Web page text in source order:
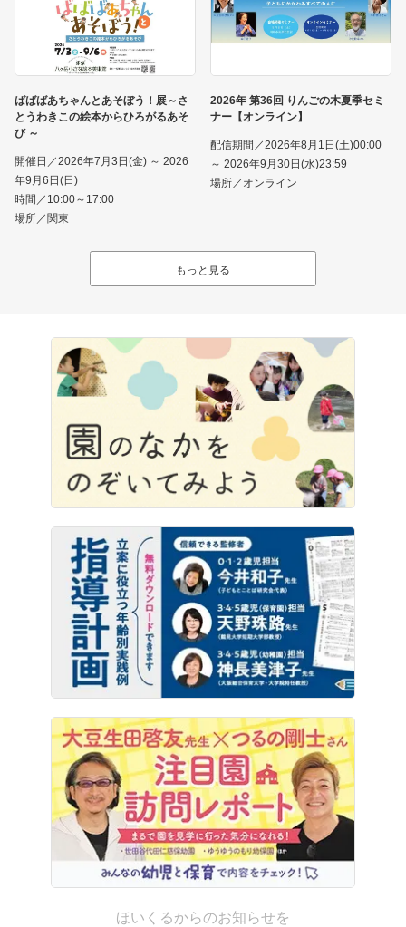
ばばばあちゃんとあそぼう！展～さ
とうわきこの絵本からひろがるあそ
び ～
開催日／2026年7月3日(金) ～ 2026
年9月6日(日)
時間／10:00～17:00
場所／関東
2026年 第36回 りんごの木夏季セミ
ナー【オンライン】
配信期間／2026年8月1日(土)00:00
～ 2026年9月30日(水)23:59
場所／オンライン
もっと見る
ほいくるからのお知らせを